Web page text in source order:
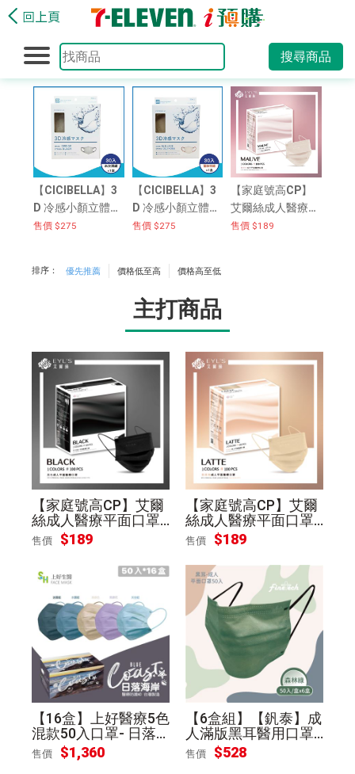
搜尋商品
【CICIBELLA】3
D 冷感小顏立體口
罩-米灰黑繩 30入
售價 $275
【CICIBELLA】3
D 冷感小顏立體口
罩-蕾絲棕繩 30入
售價 $275
【家庭號高CP】
艾爾絲成人醫療平
面口罩100入/盒-
售價 $189
排序： 優先推薦 價格低至高 價格高至低
主打商品
【家庭號高CP】艾爾
絲成人醫療平面口罩1
00入/盒-黑色
售價 $189
【家庭號高CP】艾爾
絲成人醫療平面口罩1
00入/盒-奶茶色
售價 $189
【16盒】上好醫療5色
混款50入口罩- 日落
海岸
售價 $1,360
【6盒組】【釩泰】成
人滿版黑耳醫用口罩
(50入/盒) -森林綠
售價 $528